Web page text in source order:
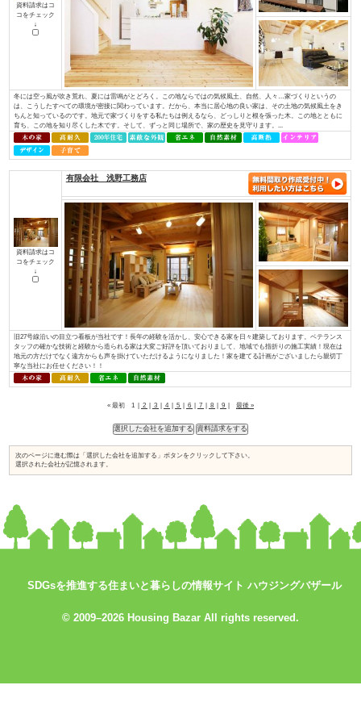
資料請求はコ
イデキョウホーム（株）
富士商圏（富士市･富士宮市）で注文住宅着工棟数第1位に認定JSK（住宅
棟数」の調査で、イデキョウグループが2015年に引き続き富士市実績Ｎｏ.
年に富士市に創業し、2018年には70周年を迎えました。地域に根ざした家
入れられている証と考え、今後も「地産地消でつくる、満足が持続する家づ
コをチェック
SDGsを推進する住まいと暮らしの情報サイト ハウジングバザール
© 2009–2026 Housing Bazar All rights reserved.